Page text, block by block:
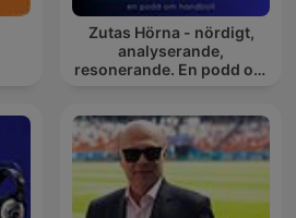
Zutas Hörna - nördigt,
analyserande,
resonerande. En podd om